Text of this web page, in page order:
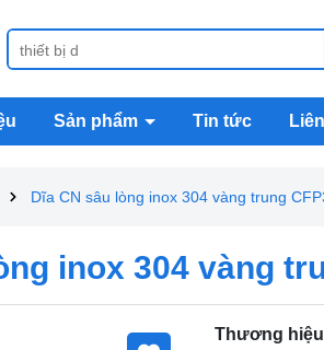
Sản phẩm Tin tức
Dĩa CN sâu lòng inox 304 vàng trung
inox 304 vàng
Thương